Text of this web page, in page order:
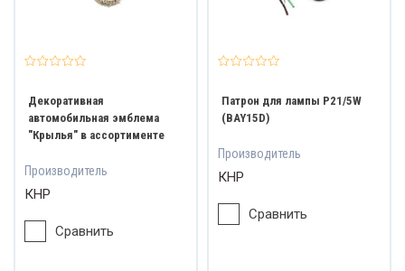
Декоративная
автомобильная эмблема
"Крылья" в ассортименте
Производитель
КНР
Сравнить
Патрон для лампы P21/5W
(BAY15D)
Производитель
КНР
Сравнить